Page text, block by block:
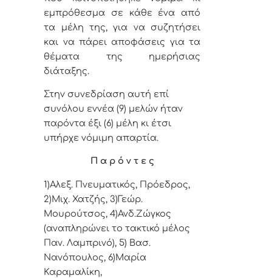
εμπρόθεσμα σε κάθε ένα από
τα μέλη της, για να συζητήσει
και να πάρει αποφάσεις για τα
θέματα της ημερήσιας
διάταξης.
Στην συνεδρίαση αυτή επί
συνόλου εννέα (9) μελών ήταν
παρόντα έξι (6) μέλη κι έτσι
υπήρχε νόμιμη απαρτία.
Π α ρ ό ν τ ε ς
1)Αλεξ. Πνευματικός, Πρόεδρος,
2)Μιχ. Χατζής, 3)Γεώρ.
Μουρούτσος, 4)Ανδ.Ζώγκος
(αναπληρώνει το τακτικό μέλος
Παν. Λαμπρινό), 5) Βασ.
Νανόπουλος, 6)Μαρία
Καραμαλίκη,